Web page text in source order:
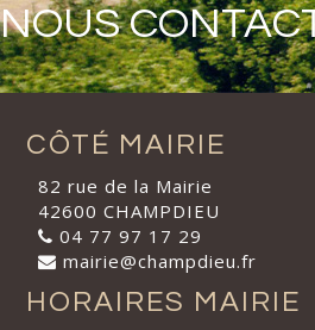
NOUS
CÔTÉ MAIRIE
82 rue de la Mairie
42600 CHAMPDIEU
04 77 97 17 29
mairie@champdieu.fr
HORAIRES MAIRIE